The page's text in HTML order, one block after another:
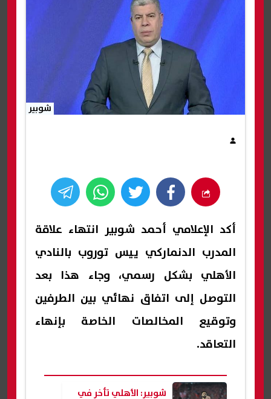
شوبير
أكد الإعلامي أحمد شوبير انتهاء علاقة
المدرب الدنماركي ييس توروب بالنادي
الأهلي بشكل رسمي، وجاء هذا بعد
التوصل إلى اتفاق نهائي بين الطرفين
وتوقيع المخالصات الخاصة بإنهاء
التعاقد.
شوبير: الأهلي تأخر في